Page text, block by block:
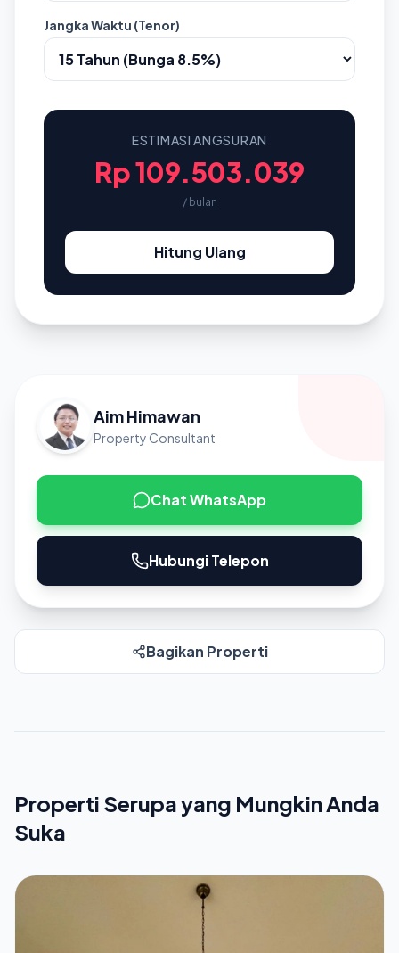
Jangka Waktu (Tenor)
ESTIMASI ANGSURAN
Rp 109.503.039
/ bulan
Hitung Ulang
Aim Himawan
Property Consultant
Chat WhatsApp
Hubungi Telepon
Bagikan Properti
Properti Serupa yang Mungkin Anda
Suka